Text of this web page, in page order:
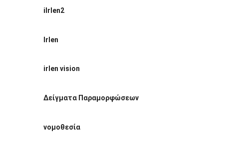
ilrlen2
Irlen
irlen vision
Δείγματα Παραμορφώσεων
νομοθεσία